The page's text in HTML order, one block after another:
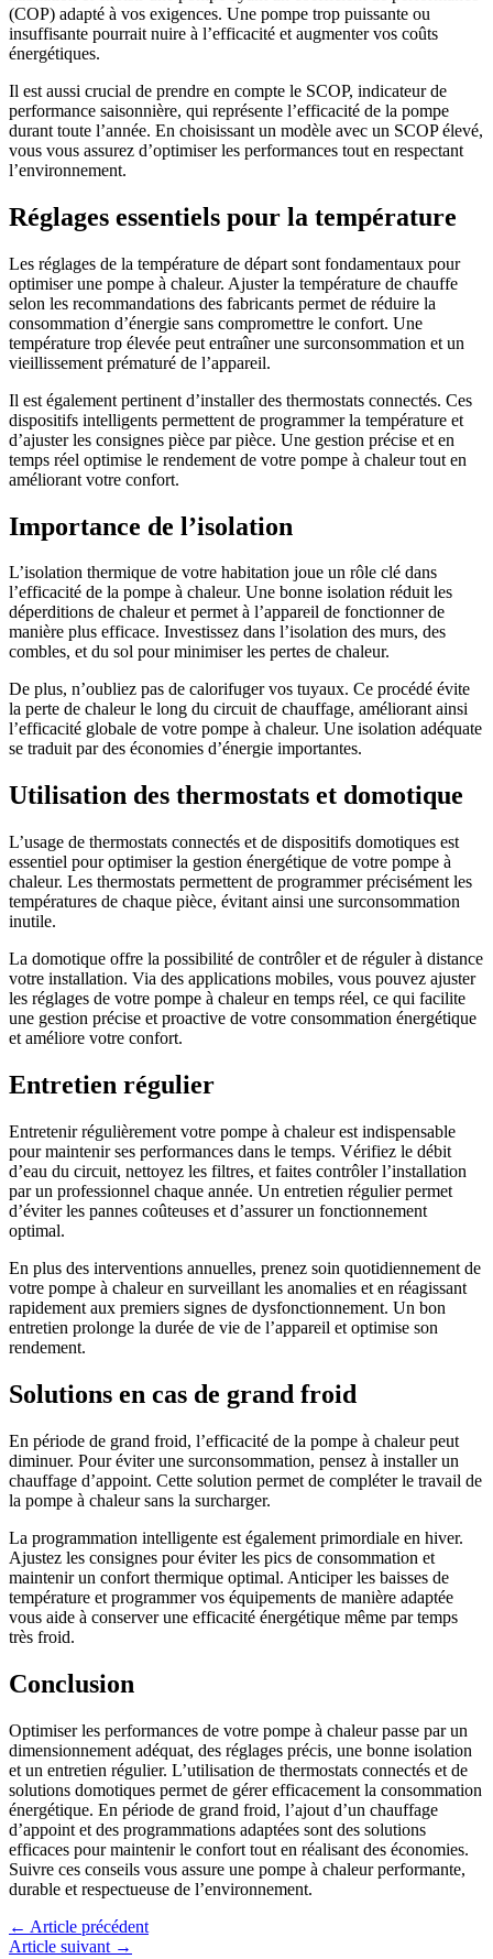
(COP) adapté à vos exigences. Une pompe trop puissante ou
insuffisante pourrait nuire à l’efficacité et augmenter vos coûts
énergétiques.
Il est aussi crucial de prendre en compte le SCOP, indicateur de
performance saisonnière, qui représente l’efficacité de la pompe
durant toute l’année. En choisissant un modèle avec un SCOP élevé,
vous vous assurez d’optimiser les performances tout en respectant
l’environnement.
Réglages essentiels pour la température
Les réglages de la température de départ sont fondamentaux pour
optimiser une pompe à chaleur. Ajuster la température de chauffe
selon les recommandations des fabricants permet de réduire la
consommation d’énergie sans compromettre le confort. Une
température trop élevée peut entraîner une surconsommation et un
vieillissement prématuré de l’appareil.
Il est également pertinent d’installer des thermostats connectés. Ces
dispositifs intelligents permettent de programmer la température et
d’ajuster les consignes pièce par pièce. Une gestion précise et en
temps réel optimise le rendement de votre pompe à chaleur tout en
améliorant votre confort.
Importance de l’isolation
L’isolation thermique de votre habitation joue un rôle clé dans
l’efficacité de la pompe à chaleur. Une bonne isolation réduit les
déperditions de chaleur et permet à l’appareil de fonctionner de
manière plus efficace. Investissez dans l’isolation des murs, des
combles, et du sol pour minimiser les pertes de chaleur.
De plus, n’oubliez pas de calorifuger vos tuyaux. Ce procédé évite
la perte de chaleur le long du circuit de chauffage, améliorant ainsi
l’efficacité globale de votre pompe à chaleur. Une isolation adéquate
se traduit par des économies d’énergie importantes.
Utilisation des thermostats et domotique
L’usage de thermostats connectés et de dispositifs domotiques est
essentiel pour optimiser la gestion énergétique de votre pompe à
chaleur. Les thermostats permettent de programmer précisément les
températures de chaque pièce, évitant ainsi une surconsommation
inutile.
La domotique offre la possibilité de contrôler et de réguler à distance
votre installation. Via des applications mobiles, vous pouvez ajuster
les réglages de votre pompe à chaleur en temps réel, ce qui facilite
une gestion précise et proactive de votre consommation énergétique
et améliore votre confort.
Entretien régulier
Entretenir régulièrement votre pompe à chaleur est indispensable
pour maintenir ses performances dans le temps. Vérifiez le débit
d’eau du circuit, nettoyez les filtres, et faites contrôler l’installation
par un professionnel chaque année. Un entretien régulier permet
d’éviter les pannes coûteuses et d’assurer un fonctionnement
optimal.
En plus des interventions annuelles, prenez soin quotidiennement de
votre pompe à chaleur en surveillant les anomalies et en réagissant
rapidement aux premiers signes de dysfonctionnement. Un bon
entretien prolonge la durée de vie de l’appareil et optimise son
rendement.
Solutions en cas de grand froid
En période de grand froid, l’efficacité de la pompe à chaleur peut
diminuer. Pour éviter une surconsommation, pensez à installer un
chauffage d’appoint. Cette solution permet de compléter le travail de
la pompe à chaleur sans la surcharger.
La programmation intelligente est également primordiale en hiver.
Ajustez les consignes pour éviter les pics de consommation et
maintenir un confort thermique optimal. Anticiper les baisses de
température et programmer vos équipements de manière adaptée
vous aide à conserver une efficacité énergétique même par temps
très froid.
Conclusion
Optimiser les performances de votre pompe à chaleur passe par un
dimensionnement adéquat, des réglages précis, une bonne isolation
et un entretien régulier. L’utilisation de thermostats connectés et de
solutions domotiques permet de gérer efficacement la consommation
énergétique. En période de grand froid, l’ajout d’un chauffage
d’appoint et des programmations adaptées sont des solutions
efficaces pour maintenir le confort tout en réalisant des économies.
Suivre ces conseils vous assure une pompe à chaleur performante,
durable et respectueuse de l’environnement.
← Article précédent
Article suivant →